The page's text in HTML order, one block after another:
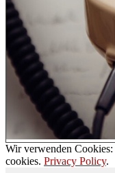
Wir verwenden Cookies:
cookies. Privacy Policy.